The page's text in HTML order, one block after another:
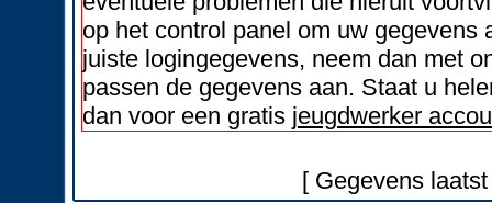
op het control panel om uw
juiste logingegevens, neem dan met
passen de gegevens aan. Staat u
dan voor een gratis jeugdwerker
[ Gegevens